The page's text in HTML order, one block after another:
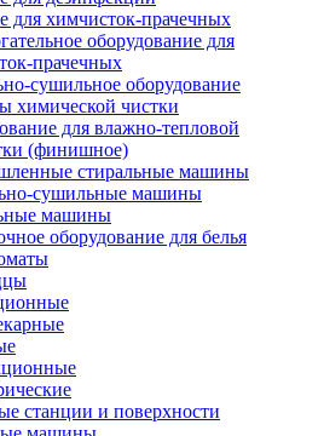
для химчисток-прачечных
оборудование для
прачечных
сушильное оборудование
химической чистки
для влажно-тепловой
(финишное)
стиральные машины
сушильные машины
машины
оборудование для белья
станции и поверхности